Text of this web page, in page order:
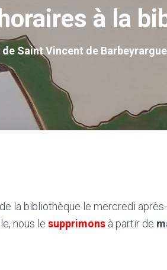
à la
Saint Vincent de
la bibliothèque le mercredi après-
nous le supprimons à partir de